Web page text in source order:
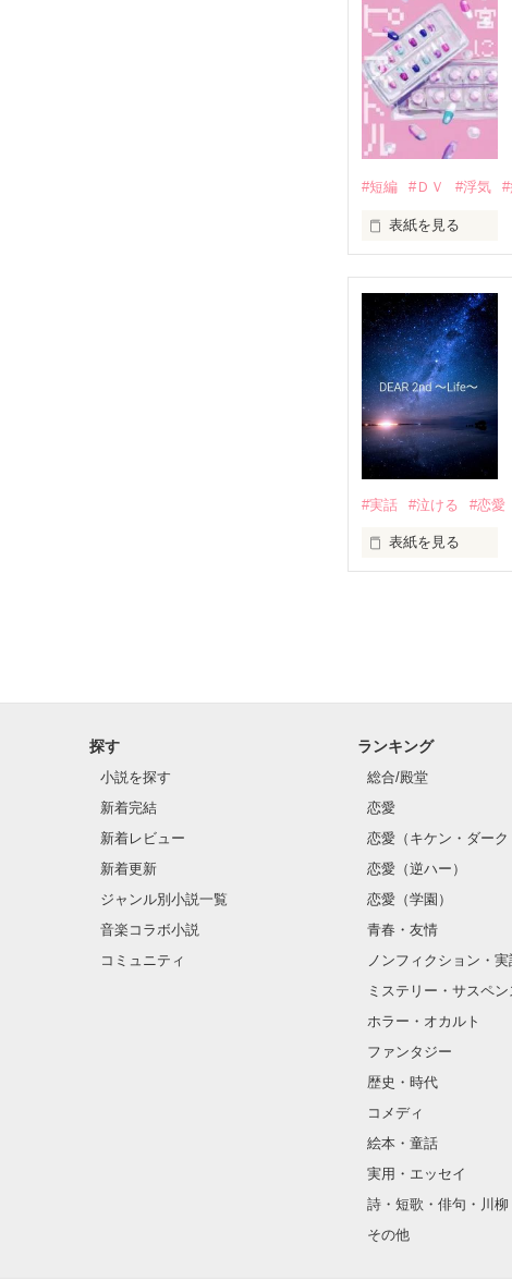
どうしようもなく
アナタのことが
☆.｡.:*･ﾟ☆.｡.:*･ﾟ☆.
片桐 桜綾
(ｶﾀｷﾞﾘ ｻﾔ)
一途に魁のことが
素直になれず、未
×
溝端 魁
(ﾐｿﾞﾊﾞﾀ ｶｲ)
桜綾のクラスの女
☆.｡.:*･ﾟ☆.｡.:*･ﾟ☆.
アナタのそばにい
もう、できなくな
“あの事”だけは誰
もしも素直に
『好き』
と伝えていたら
私達の関係は変わ
それぞれの想いが
切ない片想い
#短編 #ＤＶ #浮気
表紙を見る
貴女の子宮は元気
貴女の心は元気で
ハロー、ハロー、
・
・
※女性の病気＆Ｄ
方はスルーの方向
#実話 #泣ける #恋愛
表紙を見る
ねぇ教えて
何が真実で
何が嘘だったの？
“そばにいるよ”
探す
小説を探す
新着完結
新着レビュー
新着更新
ジャンル別小説一覧
音楽コラボ小説
コミュニティ
ランキング
総合/殿堂
恋愛
恋愛（キケン・ダーク
恋愛（逆ハー）
恋愛（学園）
青春・友情
ノンフィクション・実
ミステリー・サスペン
ホラー・オカルト
ファンタジー
歴史・時代
コメディ
絵本・童話
実用・エッセイ
詩・短歌・俳句・川柳
その他